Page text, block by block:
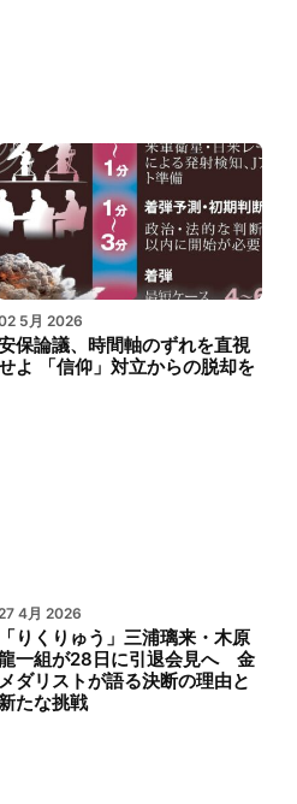
5月 2026
保論議、時間軸のずれを直視
よ 「信仰」対立からの脱却を
4月 2026
「りくりゅう」三浦璃来・木原
一組が28日に引退会見へ 金
メダリストが語る決断の理由と
たな挑戦